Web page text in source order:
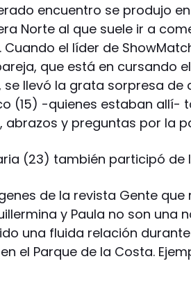
encuentro se produjo
Norte al que suele ir a
Cuando el líder de
que está en cursando
se llevó la grata sorpresa de
(15) -quienes estaban allí-
abrazos y preguntas por la
(23) también participó
de la revista Gente
y Paula no son una
una fluida relación durante
el Parque de la Costa.